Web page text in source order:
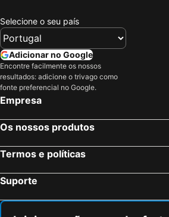
Selecione o seu país
Adicionar no Google
Encontre facilmente os nossos
resultados: adicione o trivago como
fonte preferencial no Google.
Empresa
Os nossos produtos
Termos e políticas
Suporte